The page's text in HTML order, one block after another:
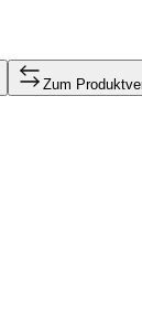
Zum